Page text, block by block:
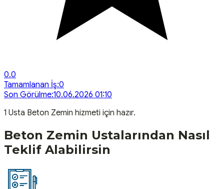
0.0
Tamamlanan İş:0
Son Görülme:10.06.2026 01:10
1 Usta Beton Zemin hizmeti için hazır.
Beton Zemin Ustalarından Nasıl
Teklif Alabilirsin